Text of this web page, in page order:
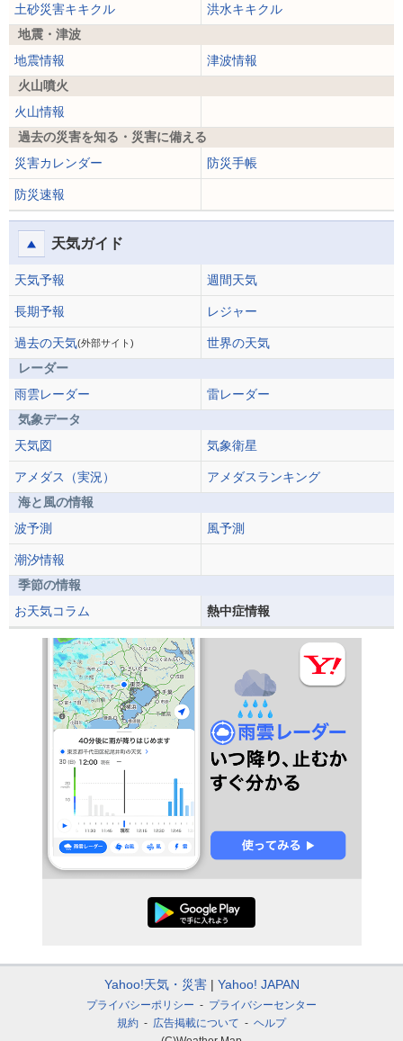
土砂災害キキクル
洪水キキクル
地震・津波
地震情報
津波情報
火山噴火
火山情報
過去の災害を知る・災害に備える
災害カレンダー
防災手帳
防災速報
天気ガイド
天気予報 週間天気
長期予報 レジャー
過去の天気(外部サイト)
世界の天気
レーダー
雨雲レーダー
雷レーダー
気象データ
天気図
気象衛星
アメダス（実況）
アメダスランキング
海と風の情報
波予測
風予測
潮汐情報
季節の情報
お天気コラム
熱中症情報
Yahoo!天気・災害 Yahoo! JAPAN
プライバシーポリシー
プライバシーセンター
規約
広告掲載について
ヘルプ